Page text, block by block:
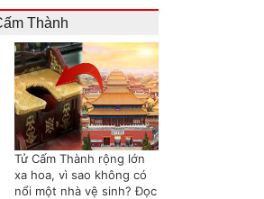
Thành
Tử Cấm Thành rộng lớn
xa hoa, vì sao không có
nổi một nhà vệ sinh? Đọc